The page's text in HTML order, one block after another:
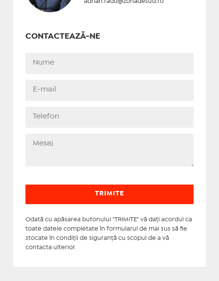
CONTACTEAZĂ-NE
Odată cu apăsarea butonului "TRIMITE" vă daţi acordul ca
toate datele completate în formularul de mai sus să fie
stocate în condiţii de siguranţă cu scopul de a vă
contacta ulterior.